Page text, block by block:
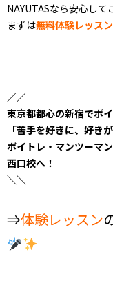
NAYUTASなら安心して
まずは無料体験レッスン
／／
東京都都心の新宿でボ
「苦手を好きに、好き
ボイトレ・マンツーマ
西口校へ！
＼＼
⇒体験レッスン